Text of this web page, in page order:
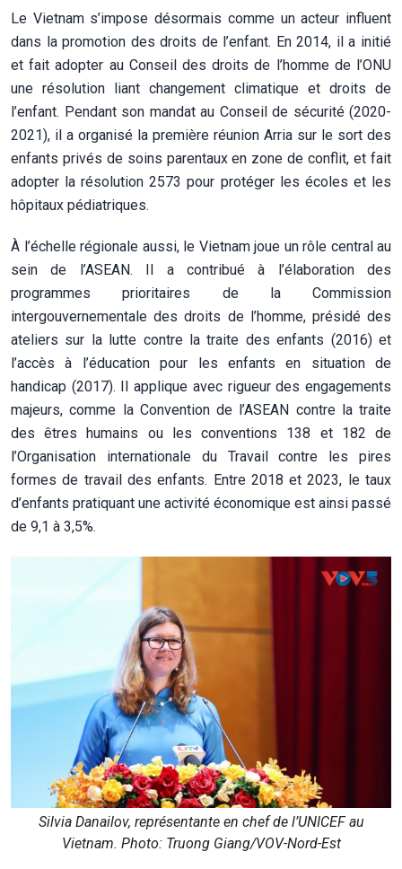
Le Vietnam s’impose désormais comme un acteur influent
dans la promotion des droits de l’enfant. En 2014, il a initié
et fait adopter au Conseil des droits de l’homme de l’ONU
une résolution liant changement climatique et droits de
l’enfant. Pendant son mandat au Conseil de sécurité (2020-
2021), il a organisé la première réunion Arria sur le sort des
enfants privés de soins parentaux en zone de conflit, et fait
adopter la résolution 2573 pour protéger les écoles et les
hôpitaux pédiatriques.
À l’échelle régionale aussi, le Vietnam joue un rôle central au
sein de l’ASEAN. Il a contribué à l’élaboration des
programmes prioritaires de la Commission
intergouvernementale des droits de l’homme, présidé des
ateliers sur la lutte contre la traite des enfants (2016) et
l’accès à l’éducation pour les enfants en situation de
handicap (2017). Il applique avec rigueur des engagements
majeurs, comme la Convention de l’ASEAN contre la traite
des êtres humains ou les conventions 138 et 182 de
l’Organisation internationale du Travail contre les pires
formes de travail des enfants. Entre 2018 et 2023, le taux
d’enfants pratiquant une activité économique est ainsi passé
de 9,1 à 3,5%.
Silvia Danailov, représentante en chef de l’UNICEF au
Vietnam. Photo: Truong Giang/VOV-Nord-Est